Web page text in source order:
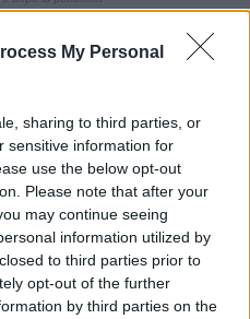
My Personal
sharing to third parties, or
sensitive information for
use the below opt-out
Please note that after your
may continue seeing
information utilized by
to third parties prior to
opt-out of the further
by third parties on the
di speranza
ad avere un
da impianto
qualche
allo spotting che
mestruazioni. In
giorni, infatti, le